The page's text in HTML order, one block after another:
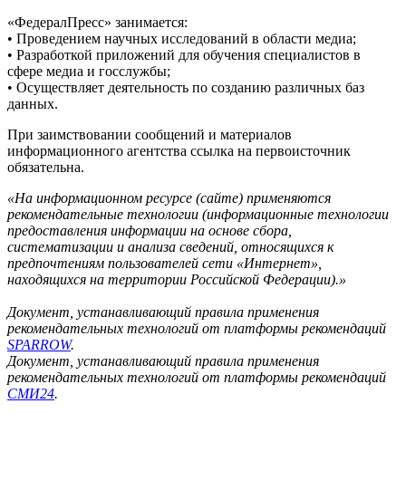
«ФедералПресс» занимается:
• Проведением научных исследований в области медиа;
• Разработкой приложений для обучения специалистов в
сфере медиа и госслужбы;
• Осуществляет деятельность по созданию различных баз
данных.
При заимствовании сообщений и материалов
информационного агентства ссылка на первоисточник
обязательна.
«На информационном ресурсе (сайте) применяются
рекомендательные технологии (информационные технологии
предоставления информации на основе сбора,
систематизации и анализа сведений, относящихся к
предпочтениям пользователей сети «Интернет»,
находящихся на территории Российской Федерации).»
Документ, устанавливающий правила применения
рекомендательных технологий от платформы рекомендаций
SPARROW.
Документ, устанавливающий правила применения
рекомендательных технологий от платформы рекомендаций
СМИ24.